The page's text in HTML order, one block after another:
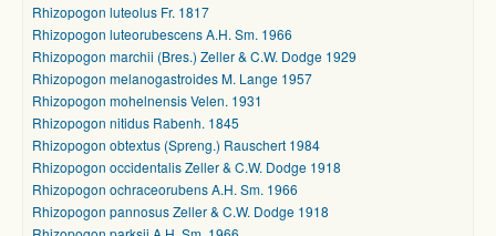
Rhizopogon luteolus Fr. 1817
Rhizopogon luteorubescens A.H. Sm. 1966
Rhizopogon marchii (Bres.) Zeller & C.W. Dodge 1929
Rhizopogon melanogastroides M. Lange 1957
Rhizopogon mohelnensis Velen. 1931
Rhizopogon nitidus Rabenh. 1845
Rhizopogon obtextus (Spreng.) Rauschert 1984
Rhizopogon occidentalis Zeller & C.W. Dodge 1918
Rhizopogon ochraceorubens A.H. Sm. 1966
Rhizopogon pannosus Zeller & C.W. Dodge 1918